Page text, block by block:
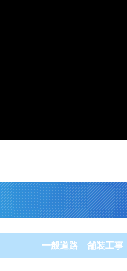
一般道路 舗装工事